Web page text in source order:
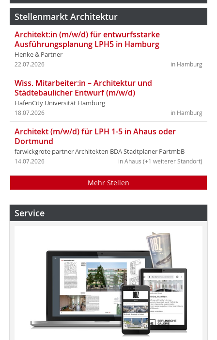
Stellenmarkt Architektur
Architekt:in (m/w/d) für entwurfsstarke
Ausführungsplanung LPH5 in Hamburg
Henke & Partner
in Hamburg
22.07.2026
Wiss. Mitarbeiter:in – Architektur und
Städtebaulicher Entwurf (m/w/d)
HafenCity Universität Hamburg
in Hamburg
18.07.2026
Architekt (m/w/d) für LPH 1-5 in Ahaus oder
Dortmund
farwickgrote partner Architekten BDA Stadtplaner PartmbB
in Ahaus (+1 weiterer Standort)
14.07.2026
Mehr Stellen
Service